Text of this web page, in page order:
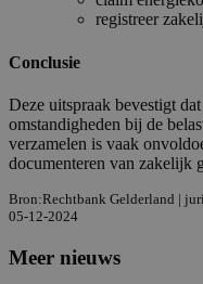
registreer
Conclusie
Deze uitspraak bevestigt
omstandigheden bij de
verzamelen is vaak
documenteren van zakelijk
Bron:Rechtbank Gelderland |
05-12-2024
Meer nieuws